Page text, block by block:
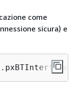
come
sicura) e